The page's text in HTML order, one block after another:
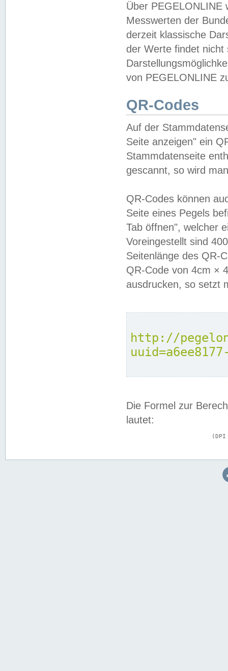
Über PEGELONLINE
Messwerten der
derzeit klassische
der Werte findet
von PEGELONLINE
QR-Codes
Auf der
Seite anzeigen" ein
Stammdatenseite
gescannt, so wird
QR-Codes können
Seite eines Pegels
Tab öffnen", welcher
Voreingestellt sind
Seitenlänge des QR-
QR-Code von 4cm ×
ausdrucken, so setzt
http://
Die Formel zur
lautet: